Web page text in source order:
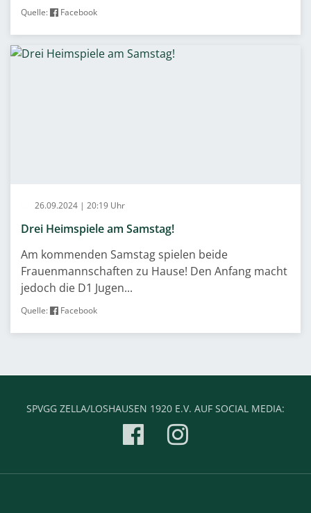
Quelle: Facebook
26.09.2024 | 20:19 Uhr
Drei Heimspiele am Samstag!
Am kommenden Samstag spielen beide
Frauenmannschaften zu Hause! Den Anfang macht
jedoch die D1 Jugen...
Quelle: Facebook
SPVGG ZELLA/LOSHAUSEN 1920 E.V. AUF SOCIAL MEDIA: